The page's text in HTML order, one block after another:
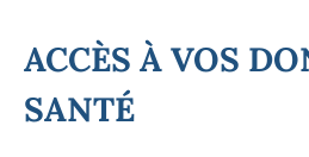
ACCÈS À VOS
SANTÉ